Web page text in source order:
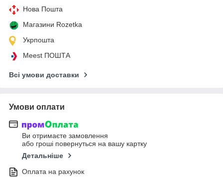
Нова Пошта
Магазини Rozetka
Укрпошта
Meest ПОШТА
Всі умови доставки
Умови оплати
Ви отримаєте замовлення
або гроші повернуться на вашу картку
Детальніше
Оплата на рахунок